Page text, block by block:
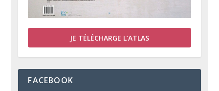
JE TÉLÉCHARGE L’ATLAS
FACEBOOK